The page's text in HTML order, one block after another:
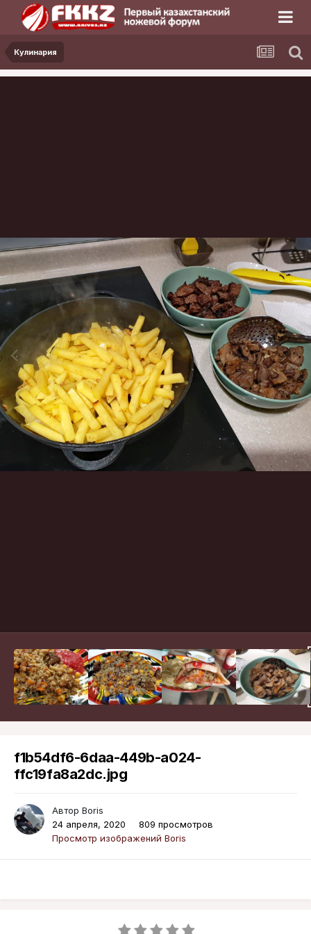
Кулинария
f1b54df6-6daa-449b-a024-
ffc19fa8a2dc.jpg
Автор Boris
24 апреля, 2020
809 просмотров
Просмотр изображений Boris